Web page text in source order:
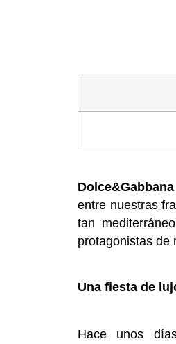
entre nuestras
tan
protagonistas de
Una fiesta de
Hace unos